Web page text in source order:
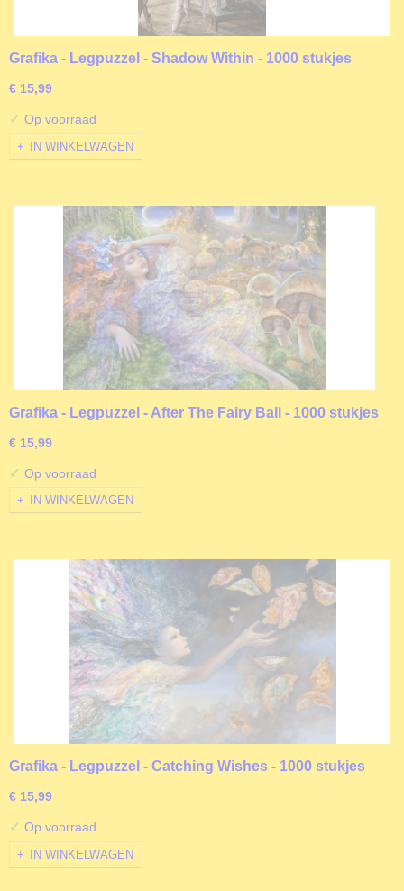
Grafika - Legpuzzel - Shadow Within - 1000 stukjes
€ 15,99
✓ Op voorraad
IN WINKELWAGEN
Grafika - Legpuzzel - After The Fairy Ball - 1000 stukjes
€ 15,99
✓ Op voorraad
IN WINKELWAGEN
Grafika - Legpuzzel - Catching Wishes - 1000 stukjes
€ 15,99
✓ Op voorraad
IN WINKELWAGEN